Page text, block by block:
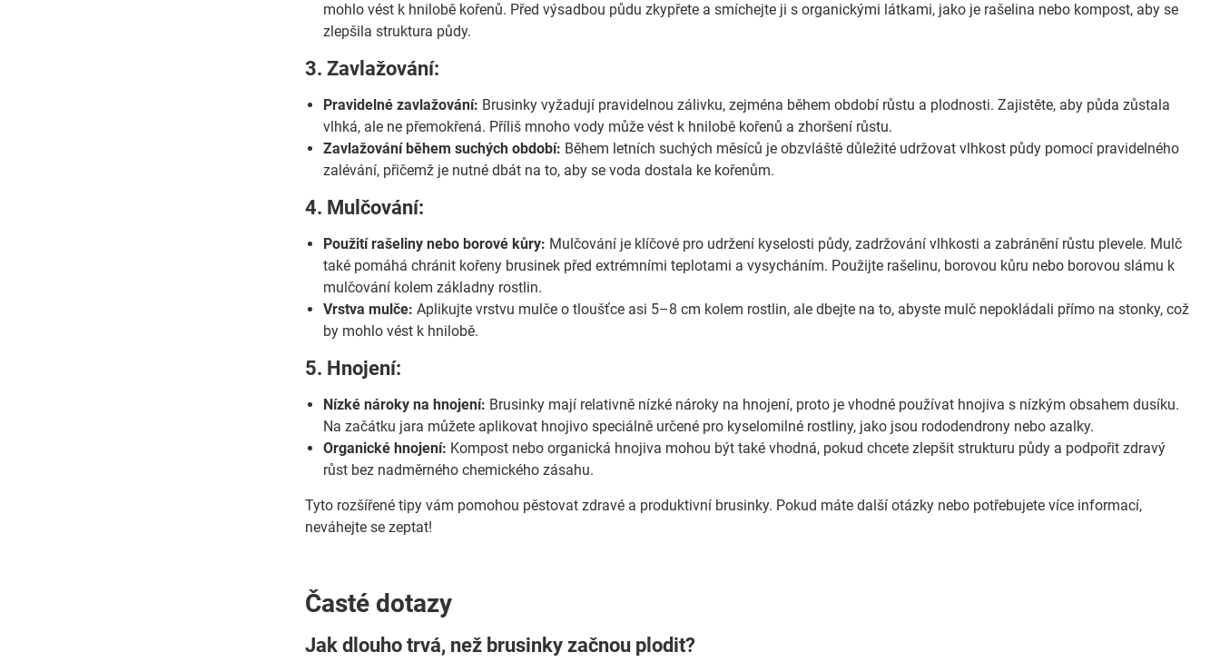
mohlo vést k hnilobě kořenů. Před výsadbou půdu zkypřete a smíchejte ji s organickými látkami, jako je rašelina nebo kompost, aby se
zlepšila struktura půdy.
3. Zavlažování:
Pravidelné zavlažování: Brusinky vyžadují pravidelnou zálivku, zejména během období růstu a plodnosti. Zajistěte, aby půda zůstala
vlhká, ale ne přemokřená. Příliš mnoho vody může vést k hnilobě kořenů a zhoršení růstu.
Zavlažování během suchých období: Během letních suchých měsíců je obzvláště důležité udržovat vlhkost půdy pomocí pravidelného
zalévání, přičemž je nutné dbát na to, aby se voda dostala ke kořenům.
4. Mulčování:
Použití rašeliny nebo borové kůry: Mulčování je klíčové pro udržení kyselosti půdy, zadržování vlhkosti a zabránění růstu plevele. Mulč
také pomáhá chránit kořeny brusinek před extrémními teplotami a vysycháním. Použijte rašelinu, borovou kůru nebo borovou slámu k
mulčování kolem základny rostlin.
Vrstva mulče: Aplikujte vrstvu mulče o tloušťce asi 5–8 cm kolem rostlin, ale dbejte na to, abyste mulč nepokládali přímo na stonky, což
by mohlo vést k hnilobě.
5. Hnojení:
Nízké nároky na hnojení: Brusinky mají relativně nízké nároky na hnojení, proto je vhodné používat hnojiva s nízkým obsahem dusíku.
Na začátku jara můžete aplikovat hnojivo speciálně určené pro kyselomilné rostliny, jako jsou rododendrony nebo azalky.
Organické hnojení: Kompost nebo organická hnojiva mohou být také vhodná, pokud chcete zlepšit strukturu půdy a podpořit zdravý
růst bez nadměrného chemického zásahu.
Tyto rozšířené tipy vám pomohou pěstovat zdravé a produktivní brusinky. Pokud máte další otázky nebo potřebujete více informací,
neváhejte se zeptat!
Časté dotazy
Jak dlouho trvá, než brusinky začnou plodit?